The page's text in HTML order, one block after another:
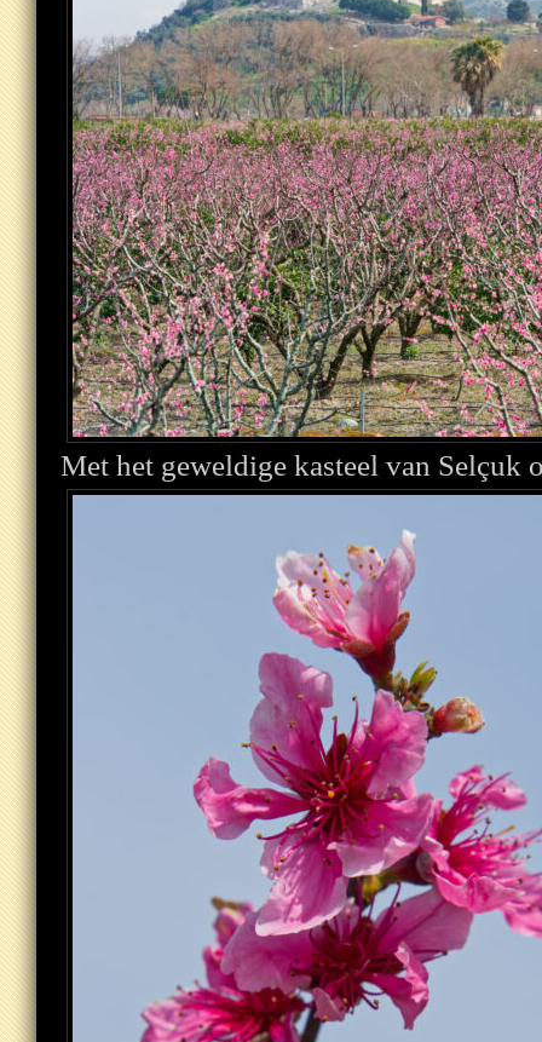
Met het geweldige kasteel van Selçuk